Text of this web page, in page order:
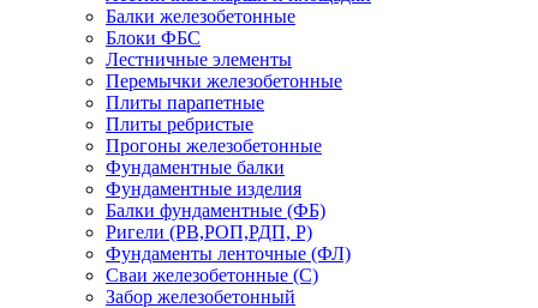
Балки железобетонные
Блоки ФБС
Лестничные элементы
Перемычки железобетонные
Плиты парапетные
Плиты ребристые
Прогоны железобетонные
Фундаментные балки
Фундаментные изделия
Балки фундаментные (ФБ)
Ригели (РВ,РОП,РДП, Р)
Фундаменты ленточные (ФЛ)
Сваи железобетонные (С)
Забор железобетонный